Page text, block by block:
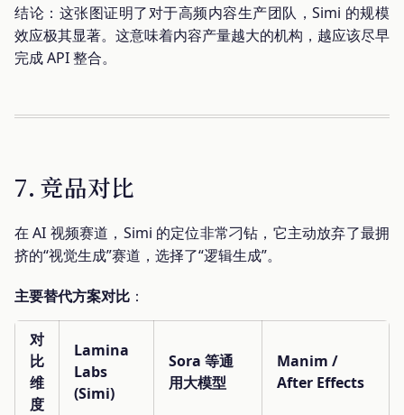
结论：这张图证明了对于高频内容生产团队，Simi 的规模
效应极其显著。这意味着内容产量越大的机构，越应该尽早
完成 API 整合。
7. 竞品对比
在 AI 视频赛道，Simi 的定位非常刁钻，它主动放弃了最拥
挤的“视觉生成”赛道，选择了“逻辑生成”。
主要替代方案对比 ：
对
比
维
度
Lamina
Labs
(Simi)
Sora 等通
用大模型
Manim /
After Effects